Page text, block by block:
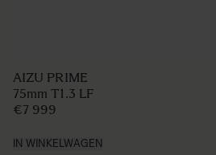
AIZU PRIME
75mm T1.3 LF
€7 999
IN WINKELWAGEN